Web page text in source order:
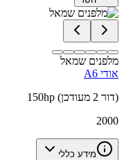
מלפנים שמאל
אודי A6
150hp (דור 2 מעודכן)
2000
מידע כללי